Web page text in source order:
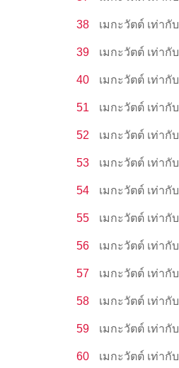
38 เมกะวัตต์ เท่ากับ
39 เมกะวัตต์ เท่ากับ
40 เมกะวัตต์ เท่ากับ
51 เมกะวัตต์ เท่ากับ
52 เมกะวัตต์ เท่ากับ
53 เมกะวัตต์ เท่ากับ
54 เมกะวัตต์ เท่ากับ
55 เมกะวัตต์ เท่ากับ
56 เมกะวัตต์ เท่ากับ
57 เมกะวัตต์ เท่ากับ
58 เมกะวัตต์ เท่ากับ
59 เมกะวัตต์ เท่ากับ
60 เมกะวัตต์ เท่ากับ